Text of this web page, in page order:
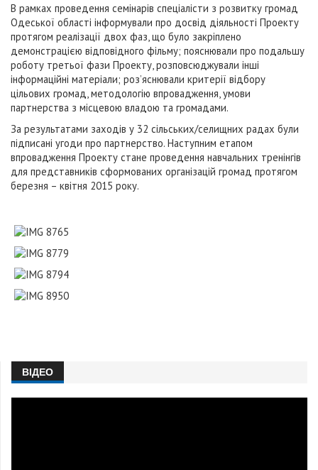
В рамках проведення семінарів спеціалісти з розвитку громад
Одеської області інформували про досвід діяльності Проекту
протягом реалізації двох фаз, що було закріплено
демонстрацією відповідного фільму; пояснювали про подальшу
роботу третьої фази Проекту, розповсюджували інші
інформаційні матеріали; роз’яснювали критерії відбору
цільових громад, методологію впровадження, умови
партнерства з місцевою владою та громадами.
За результатами заходів у 32 сільських/селищних радах були
підписані угоди про партнерство. Наступним етапом
впровадження Проекту стане проведення навчальних тренінгів
для представників сформованих організацій громад протягом
березня – квітня 2015 року.
ВІДЕО